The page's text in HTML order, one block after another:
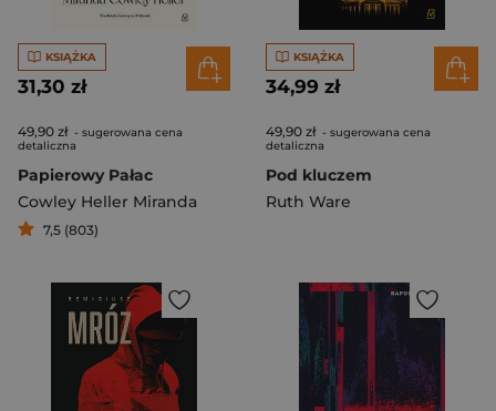
KSIĄŻKA
31,30 zł
49,90 zł - sugerowana cena
detaliczna
Papierowy Pałac
Cowley Heller Miranda
7,5 (803)
KSIĄŻKA
34,99 zł
49,90 zł - sugerowana cena
detaliczna
Pod kluczem
Ruth Ware